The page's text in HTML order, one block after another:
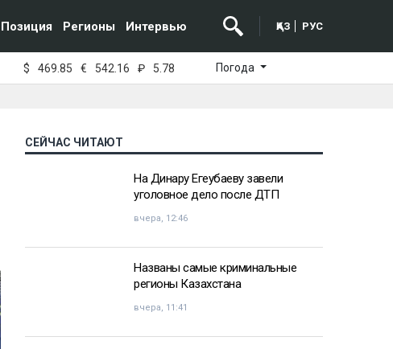
Позиция Регионы Интервью ҚАЗ РУС
$ 469.85 € 542.16 ₽ 5.78 Погода
СЕЙЧАС ЧИТАЮТ
На Динару Егеубаеву завели
уголовное дело после ДТП
вчера, 12:46
Названы самые криминальные
регионы Казахстана
вчера, 11:41